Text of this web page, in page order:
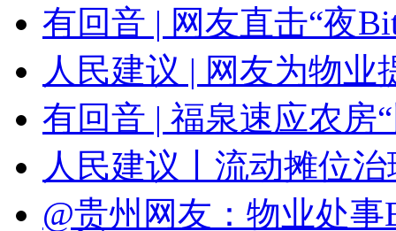
有回音 | 网友直击“夜
人民建议 | 网友为物业
有回音 | 福泉速应农房
人民建议丨流动摊位
@贵州网友：物业处